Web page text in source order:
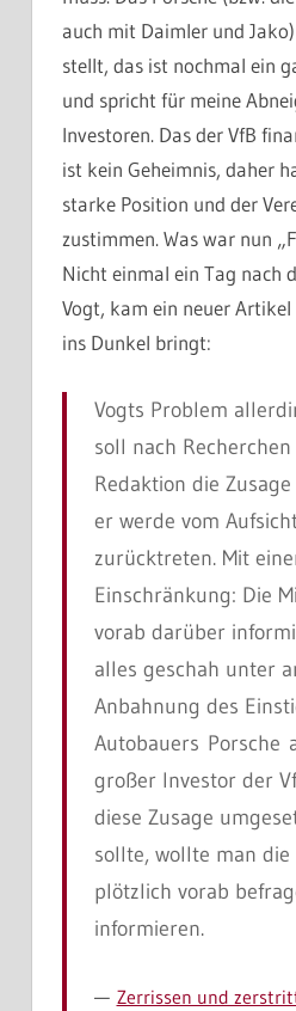
auch mit Daimler und
stellt, das ist nochmal ein
und spricht für meine
Investoren. Das der VfB
ist kein Geheimnis, daher
starke Position und der
zustimmen. Was war nun
Nicht einmal ein Tag nach
Vogt, kam ein neuer
ins Dunkel bringt:
Vogts Problem
soll nach
Redaktion die
er werde vom
zurücktreten. Mit
Einschränkung: Die
vorab darüber
alles geschah unter
Anbahnung des
Autobauers Porsche
großer Investor der
diese Zusage
sollte, wollte man
plötzlich vorab
informieren.
Zerrissen und